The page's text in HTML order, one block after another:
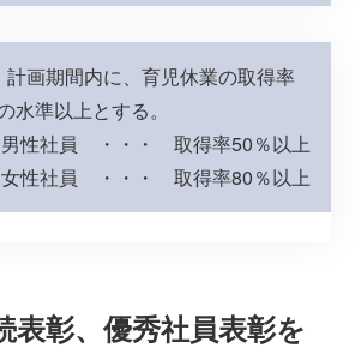
計画期間内に、育児休業の取得率
水準以上とする。
員 ・・・ 取得率50％以上
員 ・・・ 取得率80％以上
表彰、優秀社員表彰を